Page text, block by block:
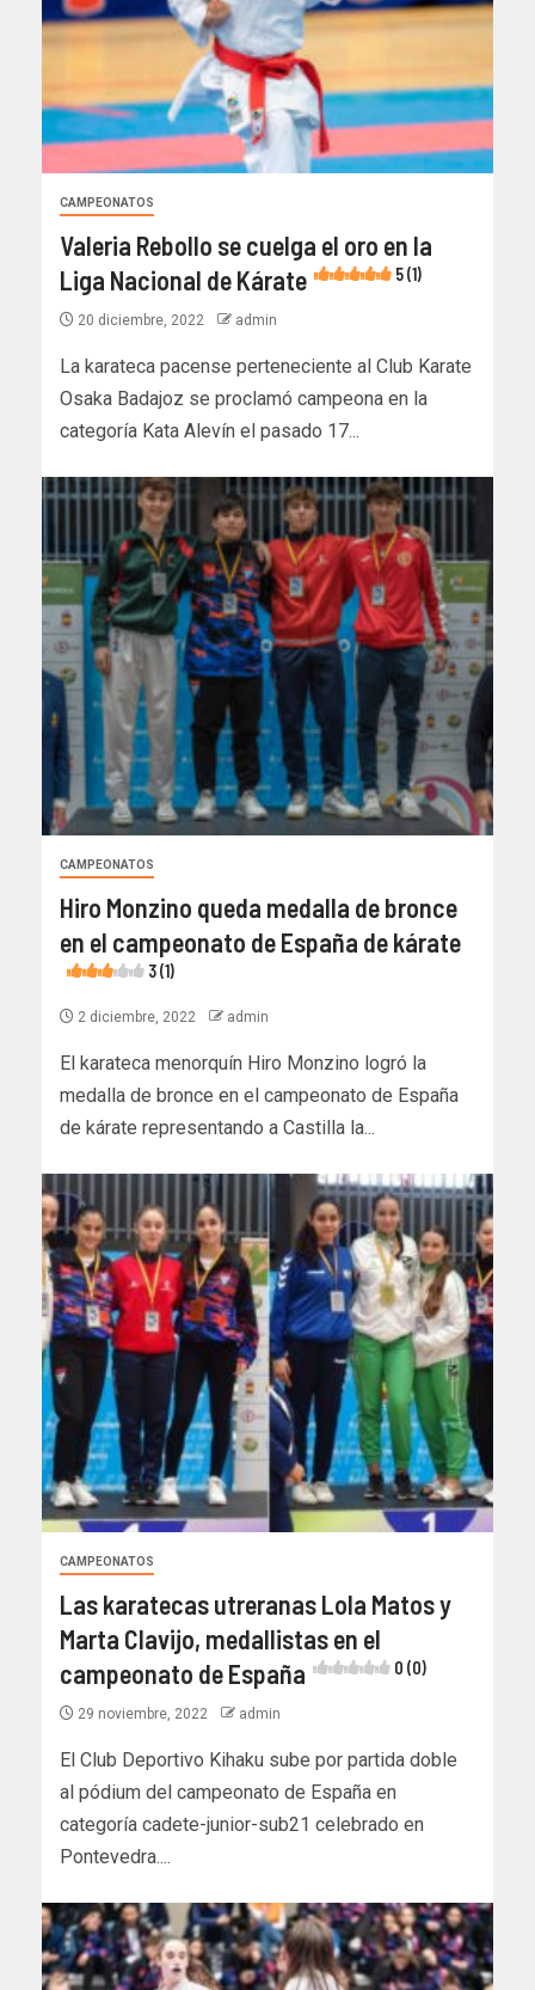
CAMPEONATOS
Valeria Rebollo se cuelga el oro en la
Liga Nacional de Kárate
5 (1)
20 diciembre, 2022 admin
La karateca pacense perteneciente al Club Karate
Osaka Badajoz se proclamó campeona en la
categoría Kata Alevín el pasado 17...
CAMPEONATOS
Hiro Monzino queda medalla de bronce
en el campeonato de España de kárate
3 (1)
2 diciembre, 2022 admin
El karateca menorquín Hiro Monzino logró la
medalla de bronce en el campeonato de España
de kárate representando a Castilla la...
CAMPEONATOS
Las karatecas utreranas Lola Matos y
Marta Clavijo, medallistas en el
campeonato de España
0 (0)
29 noviembre, 2022 admin
El Club Deportivo Kihaku sube por partida doble
al pódium del campeonato de España en
categoría cadete-junior-sub21 celebrado en
Pontevedra....